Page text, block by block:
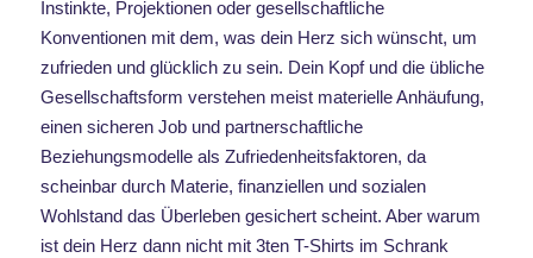
Instinkte, Projektionen oder gesellschaftliche
Konventionen mit dem, was dein Herz sich wünscht, um
zufrieden und glücklich zu sein. Dein Kopf und die übliche
Gesellschaftsform verstehen meist materielle Anhäufung,
einen sicheren Job und partnerschaftliche
Beziehungsmodelle als Zufriedenheitsfaktoren, da
scheinbar durch Materie, finanziellen und sozialen
Wohlstand das Überleben gesichert scheint. Aber warum
ist dein Herz dann nicht mit 3ten T-Shirts im Schrank